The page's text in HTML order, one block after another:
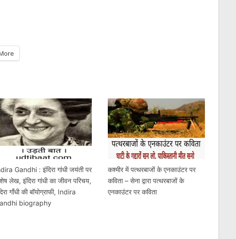
Gandhi : इंदिरा गांधी जयंती पर
लेख, इंदिरा गांधी का जीवन परिचय,
गाँधी की बॉयोग्राफी, Indira
biography
कश्मीर में पत्थरबाजों के एनकाउंटर पर
कविता – सेना द्वारा पत्थरबाजों के
एनकाउंटर पर कविता